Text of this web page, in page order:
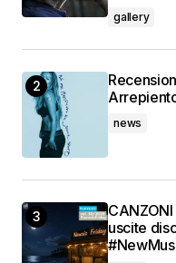
gallery
news
uscite